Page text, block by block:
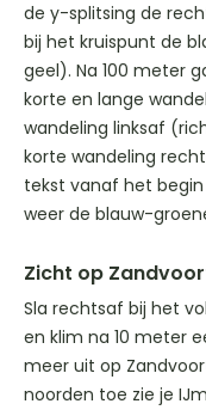
de y-splitsing de
bij het kruispunt de
geel). Na 100 meter
korte en lange
wandeling linksaf
korte wandeling
tekst vanaf het
weer de blauw-
Zicht op
Sla rechtsaf bij het
en klim na 10 meter
meer uit op
noorden toe zie je